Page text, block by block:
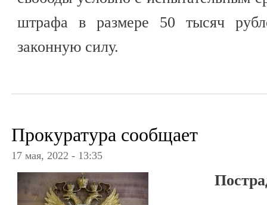
штрафа в размере 50 тысяч
законную силу.
Прокуратура сообщает
17 мая, 2022 - 13:35